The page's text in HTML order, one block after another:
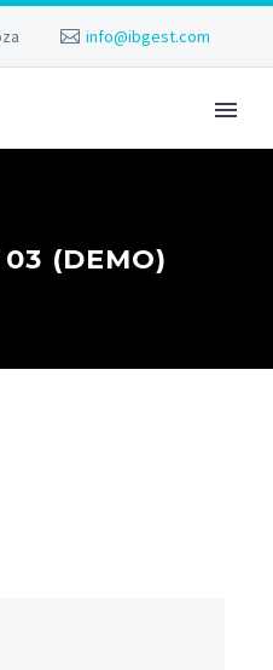
info@ibgest.com
(DEMO)